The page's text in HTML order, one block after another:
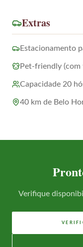
Extras
Estacionamento
Pet-friendly (com
Capacidade 20
40 km de Belo
Verifique